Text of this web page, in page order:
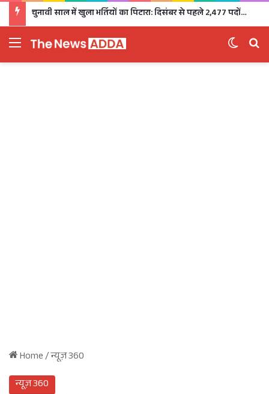
चुनावी साल में खुला भर्तियों का पिटारा: दिसंबर से पहले 2,477 पदों पर भर्ती, 1,470 पदों की परीक्षा भी होगी
Menu
Home/न्यूज़ 360
न्यूज़ 360